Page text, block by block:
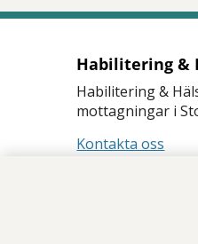
Habilitering &
Habilitering &
mottagningar i
Kontakta oss